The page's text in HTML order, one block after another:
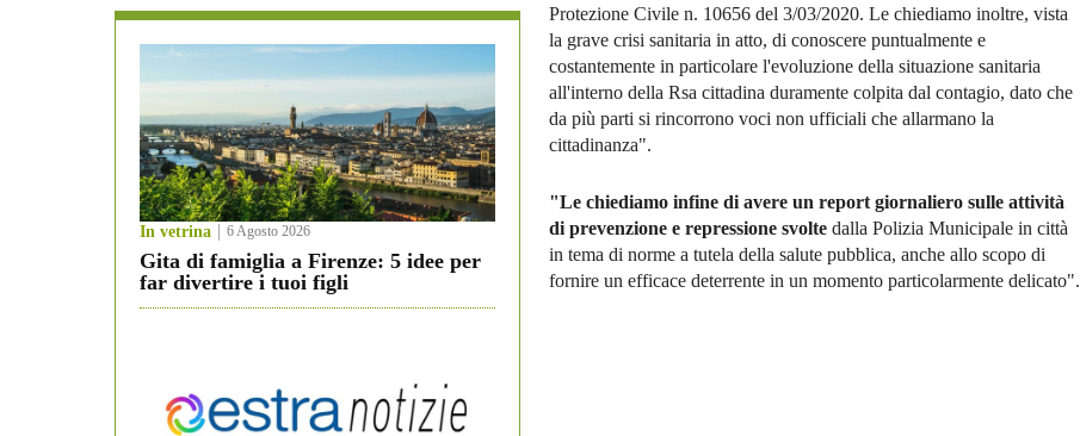
In vetrina 6 Agosto 2026
Gita di famiglia a Firenze: 5 idee per
far divertire i tuoi figli
Protezione Civile n. 10656 del 3/03/2020. Le chiediamo inoltre, vista
la grave crisi sanitaria in atto, di conoscere puntualmente e
costantemente in particolare l'evoluzione della situazione sanitaria
all'interno della Rsa cittadina duramente colpita dal contagio, dato che
da più parti si rincorrono voci non ufficiali che allarmano la
cittadinanza".
"Le chiediamo infine di avere un report giornaliero sulle attività
di prevenzione e repressione svolte dalla Polizia Municipale in città
in tema di norme a tutela della salute pubblica, anche allo scopo di
fornire un efficace deterrente in un momento particolarmente delicato".